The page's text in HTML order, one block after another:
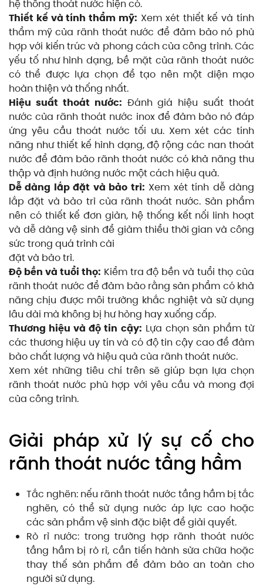
hệ thống thoát nước hiện có.
Thiết kế và tính thẩm mỹ: Xem xét thiết kế và tính
thẩm mỹ của rãnh thoát nước để đảm bảo nó phù
hợp với kiến trúc và phong cách của công trình. Các
yếu tố như hình dạng, bề mặt của rãnh thoát nước
có thể được lựa chọn để tạo nên một diện mạo
hoàn thiện và thống nhất.
Hiệu suất thoát nước: Đánh giá hiệu suất thoát
nước của rãnh thoát nước inox để đảm bảo nó đáp
ứng yêu cầu thoát nước tối ưu. Xem xét các tính
năng như thiết kế hình dạng, độ rộng các nan thoát
nước để đảm bảo rãnh thoát nước có khả năng thu
thập và định hướng nước một cách hiệu quả.
Dễ dàng lắp đặt và bảo trì: Xem xét tính dễ dàng
lắp đặt và bảo trì của rãnh thoát nước. Sản phẩm
nên có thiết kế đơn giản, hệ thống kết nối linh hoạt
và dễ dàng vệ sinh để giảm thiểu thời gian và công
sức trong quá trình cài
đặt và bảo trì.
Độ bền và tuổi thọ: Kiểm tra độ bền và tuổi thọ của
rãnh thoát nước để đảm bảo rằng sản phẩm có khả
năng chịu được môi trường khắc nghiệt và sử dụng
lâu dài mà không bị hư hỏng hay xuống cấp.
Thương hiệu và độ tin cậy: Lựa chọn sản phẩm từ
các thương hiệu uy tín và có độ tin cậy cao để đảm
bảo chất lượng và hiệu quả của rãnh thoát nước.
Xem xét những tiêu chí trên sẽ giúp bạn lựa chọn
rãnh thoát nước phù hợp với yêu cầu và mong đợi
của công trình.
Giải pháp xử lý sự cố cho
rãnh thoát nước tầng hầm
Tắc nghẽn: nếu rãnh thoát nước tầng hầm bị tắc
nghẽn, có thể sử dụng nước áp lực cao hoặc
các sản phẩm vệ sinh đặc biệt để giải quyết.
Rò rỉ nước: trong trường hợp rãnh thoát nước
tầng hầm bị rò rỉ, cần tiến hành sửa chữa hoặc
thay thế sản phẩm để đảm bảo an toàn cho
người sử dụng.